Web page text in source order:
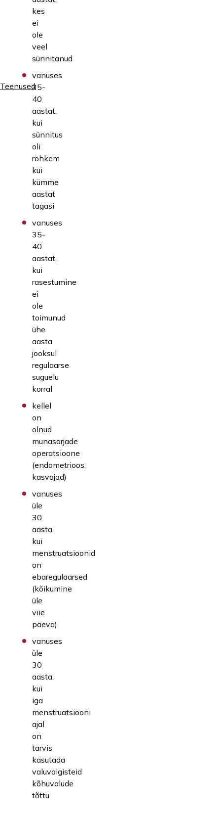
Teenused
kes
ei
ole
veel
sünnitanud
vanuses
35-
40
aastat,
kui
sünnitus
oli
rohkem
kui
kümme
aastat
tagasi
vanuses
35-
40
aastat,
kui
rasestumine
ei
ole
toimunud
ühe
aasta
jooksul
regulaarse
suguelu
korral
kellel
on
olnud
munasarjade
operatsioone
(endometrioos,
kasvajad)
vanuses
üle
30
aasta,
kui
menstruatsioonid
on
ebaregulaarsed
(kõikumine
üle
viie
päeva)
vanuses
üle
30
aasta,
kui
iga
menstruatsiooni
ajal
on
tarvis
kasutada
valuvaigisteid
kõhuvalude
tõttu